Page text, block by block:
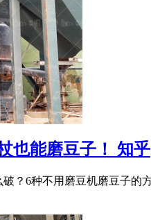
也能磨豆子！ 知乎
？6种不用磨豆机磨豆子的